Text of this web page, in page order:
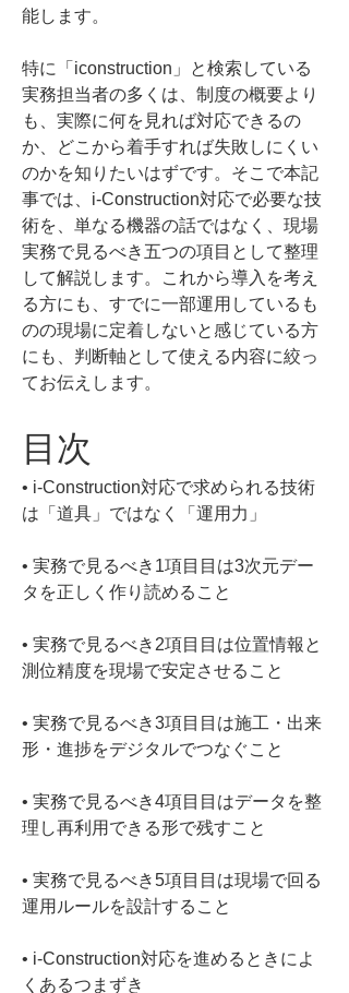
能します。
特に「iconstruction」と検索している
実務担当者の多くは、制度の概要より
も、実際に何を見れば対応できるの
か、どこから着手すれば失敗しにくい
のかを知りたいはずです。そこで本記
事では、i-Construction対応で必要な技
術を、単なる機器の話ではなく、現場
実務で見るべき五つの項目として整理
して解説します。これから導入を考え
る方にも、すでに一部運用しているも
のの現場に定着しないと感じている方
にも、判断軸として使える内容に絞っ
てお伝えします。
目次
• i-Construction対応で求められる技術
• 実務で見るべき1項目目は3次元デー
• 実務で見るべき2項目目は位置情報と
• 実務で見るべき3項目目は施工・出来
• 実務で見るべき4項目目はデータを整
• 実務で見るべき5項目目は現場で回る
• i-Construction対応を進めるときによ